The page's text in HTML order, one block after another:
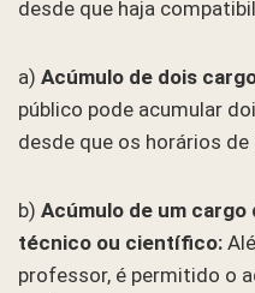
desde que haja
a) Acúmulo de dois
público pode acumular
desde que os horários
b) Acúmulo de um
técnico ou científico:
professor, é permitido o